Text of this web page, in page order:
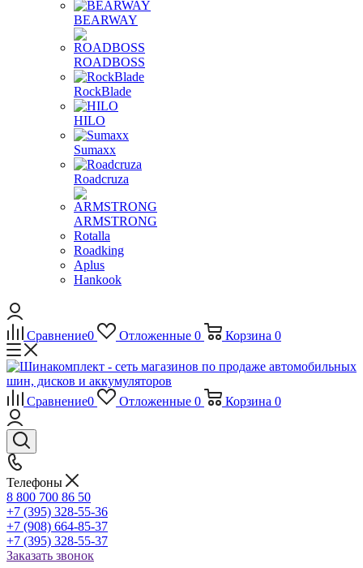
BEARWAY
ROADBOSS
RockBlade
HILO
Sumaxx
Roadcruza
ARMSTRONG
Rotalla
Roadking
Aplus
Hankook
Сравнение0 Отложенные 0 Корзина 0
Сравнение0 Отложенные 0 Корзина 0
Телефоны
8 800 700 86 50
+7 (395) 328-55-36
+7 (908) 664-85-37
+7 (395) 328-55-37
Заказать звонок